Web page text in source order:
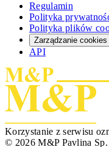
Regulamin
Polityka
Polityka plików
Zarządzanie cookies
API
Korzystanie z serwisu
© 2026 M&P Pavlina